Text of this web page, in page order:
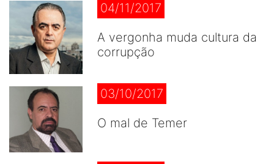
04/11/2017
A vergonha muda cultura da
corrupção
03/10/2017
O mal de Temer